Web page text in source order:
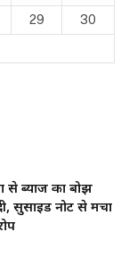
29
30
से ब्याज का बोझ
सुसाइड नोट से मचा